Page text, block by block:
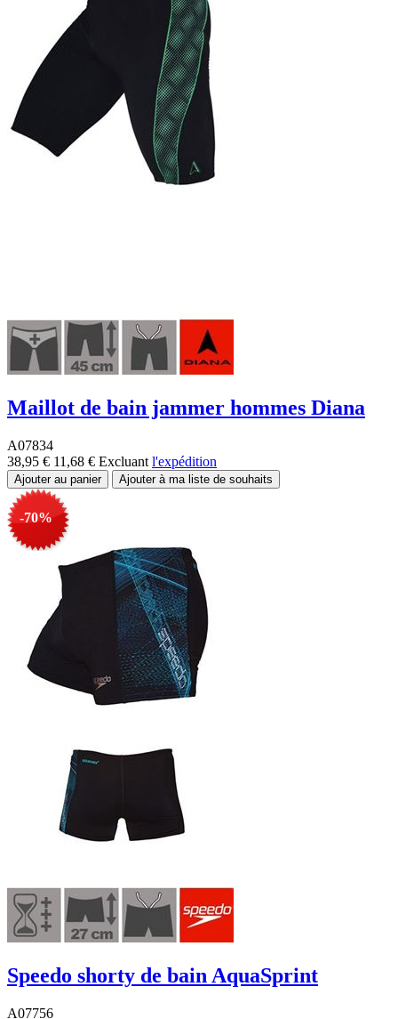
Maillot de bain jammer hommes Diana
A07834
38,95 € 11,68 € Excluant l'expédition
-70%
Speedo shorty de bain AquaSprint
A07756